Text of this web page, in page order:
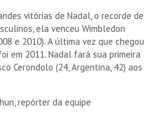
vitórias de Nadal, o recorde de
ela venceu Wimbledon
e 2010). A última vez que chegou
em 2011. Nadal fará sua primeira
Cerondolo (24, Argentina, 42) aos
repórter da equipe